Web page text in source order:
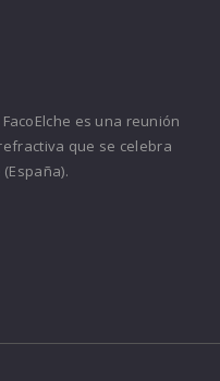
es una reunión
que se celebra